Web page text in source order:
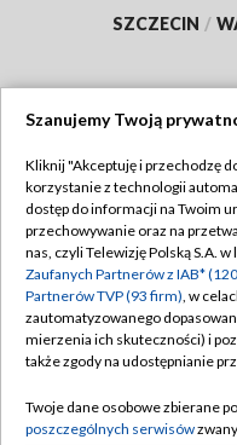
SZCZECIN /
Abonament TVP
Emisja w TVP
Centrum informacji
Naziemna Telewizja
Rada Programowa
Szanujemy Twoją
Kliknij "Akceptuję i przechodzę
korzystanie z technologii
dostęp do informacji na Twoim
przechowywanie oraz na
nas, czyli Telewizję Polską S.A.
Zaufanych Partnerów z IAB*
Partnerów TVP (93 firm), w
zautomatyzowanego
mierzenia ich skuteczności) i
także zgody na udostępnianie
Twoje dane osobowe zbierane
poszczególnych serwisów